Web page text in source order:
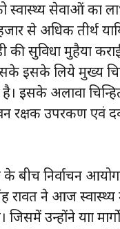
स्वास्थ्य सेवाओं का
से अधिक तीर्थ
की सुविधा मुहैया
इसके लिये मुख्य
इसके अलावा
उपरकण एवं
निर्वाचन
रावत ने आज
उन्होंने यात्रा